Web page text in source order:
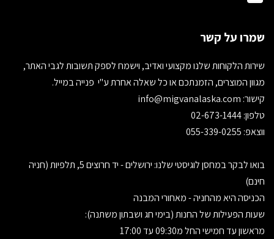
שמרו על קשר
שירות הלקוחות שלנו מקצועי ואדיב, וישמח לספק תשובות לגבי האתר,
מגוון המוצרים, הזמנתכם או כל שאלה אחרת ע"י פנייה במייל.
קישור:
טלפון: 02-673-1444
ווצאפ: 055-339-0255
בואו לבקר במחסן לוגיסטי שלנו: ירושלים - יד חרוצים 5, תלפיות (חניה
חינם)
הכניסה היא מהחניה - מאחורי המבנה
שעות הפעילות של החנות (בימי חג ושבתון משתנה):
מראשון עד חמישי החל מ09:30 עד 17:00